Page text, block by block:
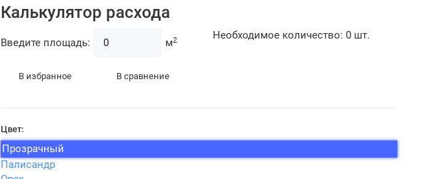
Калькулятор расхода
Введите площадь: м2 Необходимое количество: 0шт.
В избранное В сравнение
Цвет:
Прозрачный
Палисандр